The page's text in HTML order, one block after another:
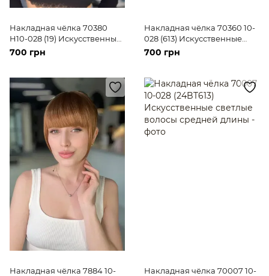
Накладная чёлка 70380
H10-028 (19) Искусственные
русые короткие волосы
700 грн
Накладная чёлка 70360 10-
028 (613) Искусственные
светлые короткие волосы
700 грн
Накладная чёлка 7884 10-
Накладная чёлка 70007 10-